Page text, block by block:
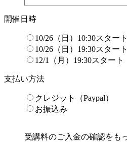
開催日時
10/26（日）10:30スタ
10/26（日）19:30スタ
12/1（月）19:30スター
支払い方法
クレジット（Paypal）
お振込み
受講料のご入金の確認をも